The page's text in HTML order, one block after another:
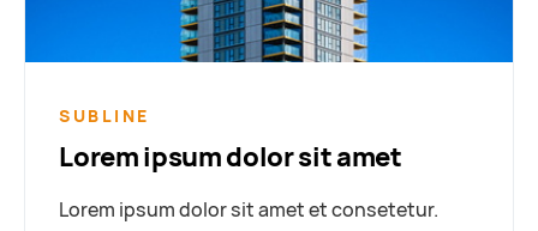
SUBLINE
Lorem ipsum dolor sit amet
Lorem ipsum dolor sit amet et consetetur.